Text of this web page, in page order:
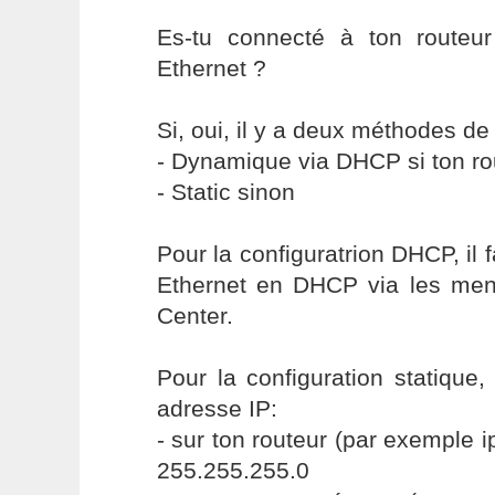
Es-tu connecté à ton
Ethernet ?
Si, oui, il y a deux méthodes
- Dynamique via DHCP si ton
- Static sinon
Pour la configuratrion DHCP, il
Ethernet en DHCP via les
Center.
Pour la configuration
adresse IP:
- sur ton routeur (par exemple
255.255.255.0